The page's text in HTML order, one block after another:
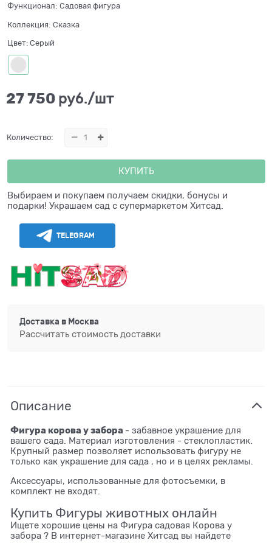
Функционал: Садовая фигура
Коллекция: Сказка
Цвет: Серый
27 750 руб./шт
Количество:
КУПИТЬ
Выбираем и покупаем получаем скидки, бонусы и
подарки! Украшаем сад с супермаркетом Хитсад.
TELEGRAM
Доставка в Москва
Рассчитать стоимость доставки
Описание
Фигура корова у забора - забавное украшение для
вашего сада. Материал изготовления - стеклопластик.
Крупный размер позволяет использовать фигуру не
только как украшение для сада , но и в целях рекламы.
Аксессуары, использованные для фотосъемки, в
комплект не входят.
Купить Фигуры животных онлайн
Ищете хорошие цены на Фигура садовая Корова у
забора ? В интернет-магазине Хитсад вы найдете